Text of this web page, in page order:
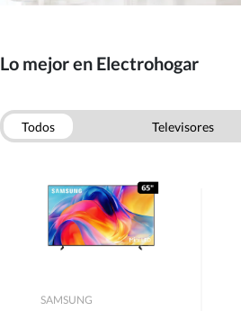
Lo mejor en Electrohogar
Todos Televisores
SAMSUNG